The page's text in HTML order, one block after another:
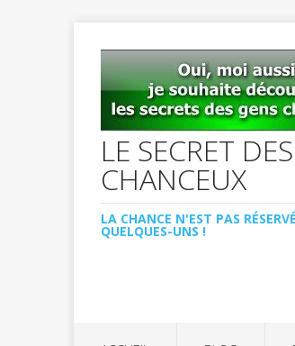
LE SECRET DES
CHANCEUX
LA CHANCE N'EST PAS
QUELQUES-UNS !